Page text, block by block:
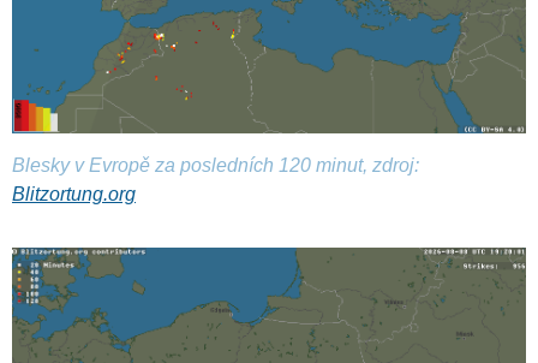
Blesky v Evropě za posledních 120 minut, zdroj:
Blitzortung.org